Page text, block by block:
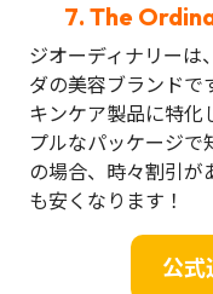
7. The
ジオーディナリーは
ダの美容ブランドで
キンケア製品に特化
プルなパッケージで
の場合、時々割引が
も安くなります！
公式